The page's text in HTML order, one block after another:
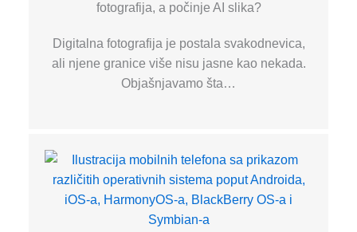
fotografija, a počinje AI slika?
Digitalna fotografija je postala svakodnevica,
ali njene granice više nisu jasne kao nekada.
Objašnjavamo šta…